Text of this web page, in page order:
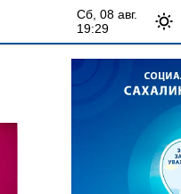
сб, 08 авг.
19:29